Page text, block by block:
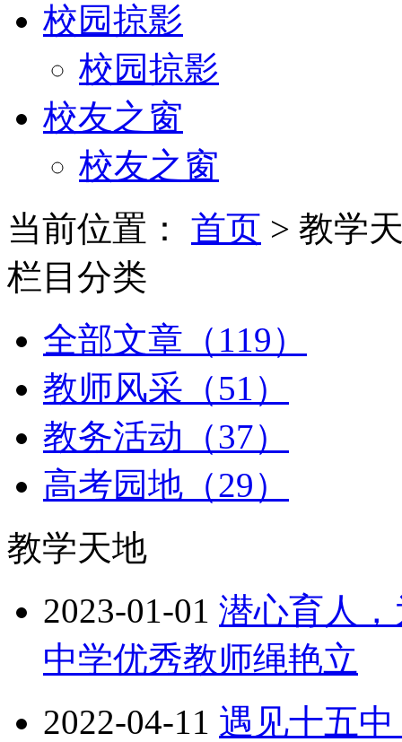
校园掠影
校园掠影
校友之窗
校友之窗
当前位置： 首页 > 教学
栏目分类
全部文章（119）
教师风采（51）
教务活动（37）
高考园地（29）
教学天地
2023-01-01 潜心育人
中学优秀教师绳艳立
2022-04-11 遇见十五